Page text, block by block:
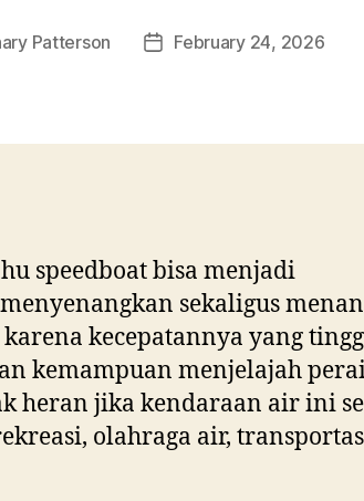
Patterson
PostFebruary 24, 2026
speedboat bisa menjadi
sekaligus
kecepatannya yang
kemampuan menjelajah
heran jika kendaraan air ini
olahraga air,